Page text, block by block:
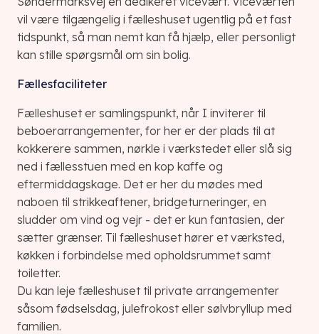
vil være tilgængelig i fælleshuset ugentlig på et fast
tidspunkt, så man nemt kan få hjælp, eller personligt
kan stille spørgsmål om sin bolig.
Fællesfaciliteter
Fælleshuset er samlingspunkt, når I inviterer til
beboerarrangementer, for her er der plads til at
kokkerere sammen, nørkle i værkstedet eller slå sig
ned i fællesstuen med en kop kaffe og
eftermiddagskage. Det er her du mødes med
naboen til strikkeaftener, bridgeturneringer, en
sludder om vind og vejr - det er kun fantasien, der
sætter grænser. Til fælleshuset hører et værksted,
køkken i forbindelse med opholdsrummet samt
toiletter.
Du kan leje fælleshuset til private arrangementer
såsom fødselsdag, julefrokost eller sølvbryllup med
familien.